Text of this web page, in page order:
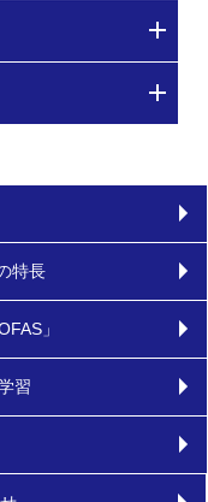
特長
」
習